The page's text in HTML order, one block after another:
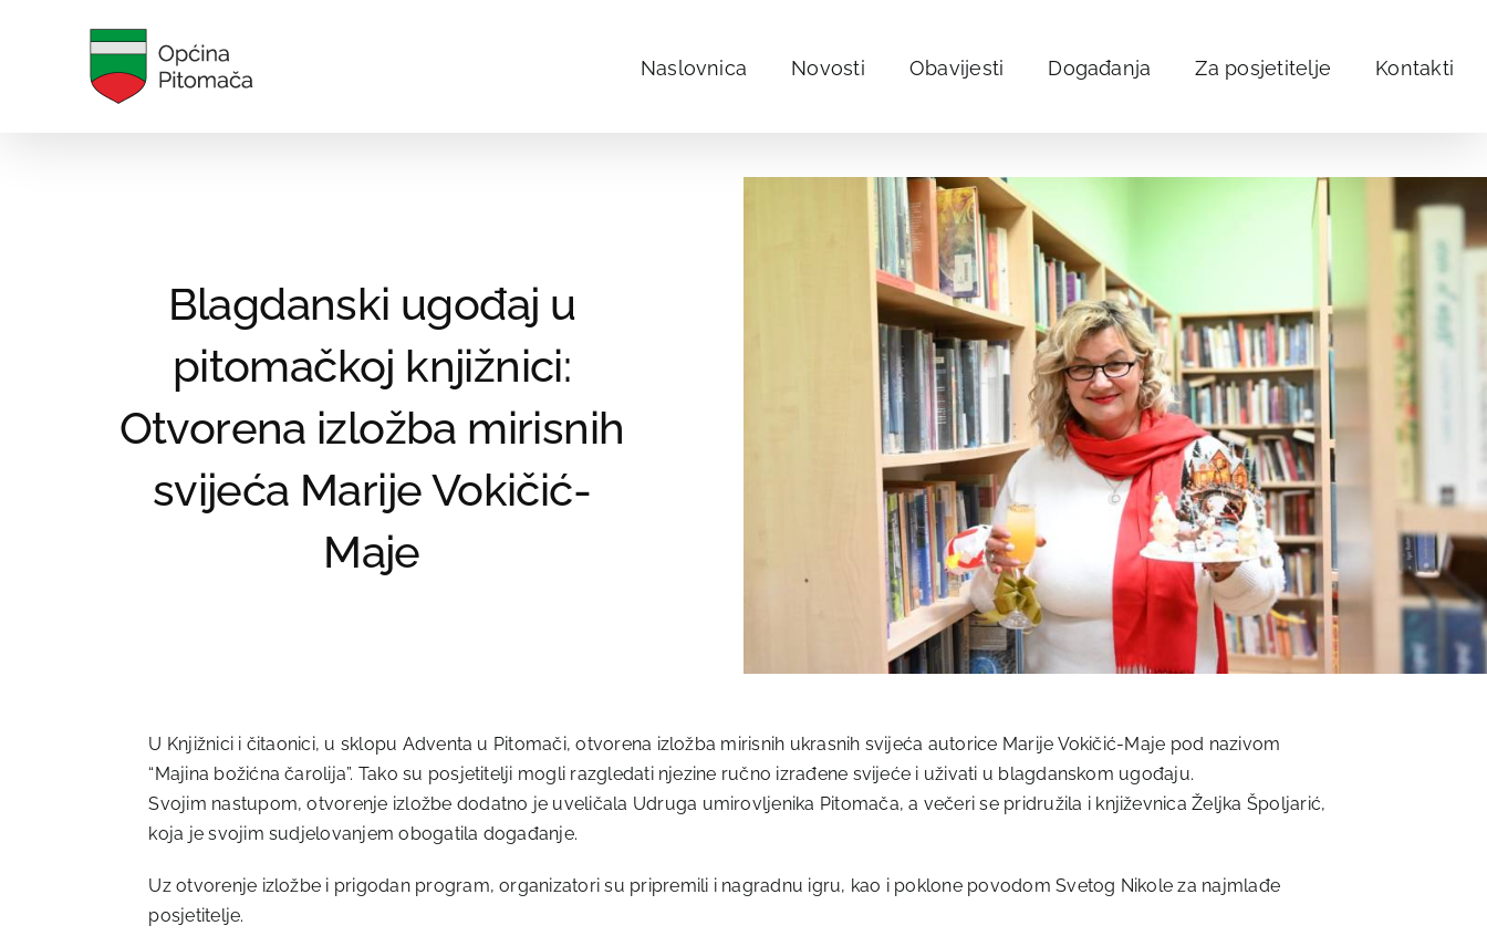
Naslovnica Novosti Obavijesti Događanja Za posjetitelje Kontakti
Blagdanski ugođaj u
pitomačkoj knjižnici:
Otvorena izložba mirisnih
svijeća Marije Vokičić-
Maje
U Knjižnici i čitaonici, u sklopu Adventa u Pitomači, otvorena izložba mirisnih ukrasnih svijeća autorice Marije Vokičić-Maje pod nazivom
“Majina božićna čarolija”. Tako su posjetitelji mogli razgledati njezine ručno izrađene svijeće i uživati u blagdanskom ugođaju.
Svojim nastupom, otvorenje izložbe dodatno je uveličala Udruga umirovljenika Pitomača, a večeri se pridružila i književnica Željka Špoljarić,
koja je svojim sudjelovanjem obogatila događanje.
Uz otvorenje izložbe i prigodan program, organizatori su pripremili i nagradnu igru, kao i poklone povodom Svetog Nikole za najmlađe
posjetitelje.